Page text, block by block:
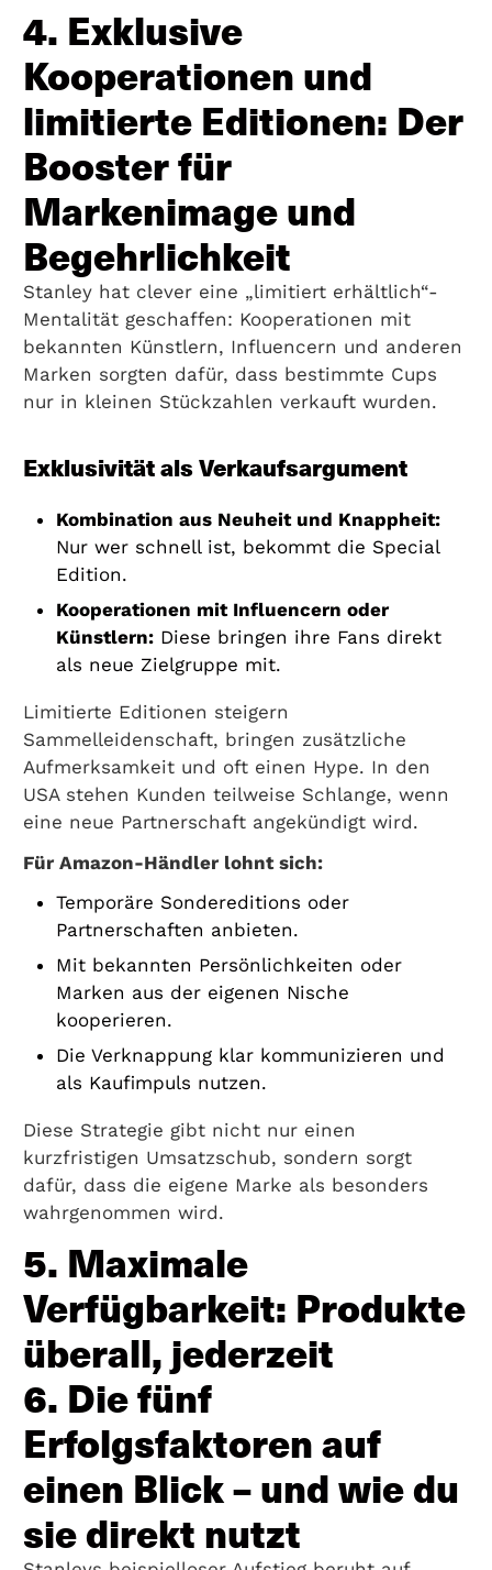
4. Exklusive
Kooperationen und
limitierte Editionen: Der
Booster für
Markenimage und
Begehrlichkeit
Stanley hat clever eine „limitiert erhältlich“-
Mentalität geschaffen: Kooperationen mit
bekannten Künstlern, Influencern und anderen
Marken sorgten dafür, dass bestimmte Cups
nur in kleinen Stückzahlen verkauft wurden.
Exklusivität als Verkaufsargument
Kombination aus Neuheit und Knappheit:
Nur wer schnell ist, bekommt die Special
Edition.
Kooperationen mit Influencern oder
Künstlern:Diese bringen ihre Fans direkt
als neue Zielgruppe mit.
Limitierte Editionen steigern
Sammelleidenschaft, bringen zusätzliche
Aufmerksamkeit und oft einen Hype. In den
USA stehen Kunden teilweise Schlange, wenn
eine neue Partnerschaft angekündigt wird.
Für Amazon-Händler lohnt sich:
Temporäre Sondereditions oder
Partnerschaften anbieten.
Mit bekannten Persönlichkeiten oder
Marken aus der eigenen Nische
kooperieren.
Die Verknappung klar kommunizieren und
als Kaufimpuls nutzen.
Diese Strategie gibt nicht nur einen
kurzfristigen Umsatzschub, sondern sorgt
dafür, dass die eigene Marke als besonders
wahrgenommen wird.
5. Maximale
Verfügbarkeit: Produkte
überall, jederzeit
6. Die fünf
Erfolgsfaktoren auf
einen Blick – und wie du
sie direkt nutzt